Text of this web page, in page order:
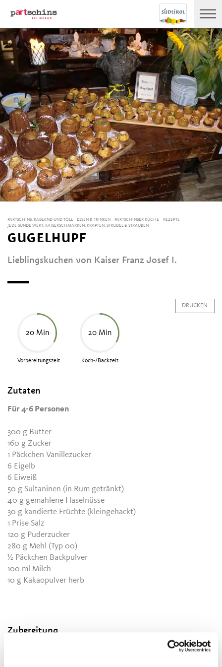
PARTSCHINS, RABLAND UND TÖLL ESSEN & TRINKEN PARTSCHINSER KÜCHE
REZEPTE
JEDE SÜNDE WERT: KAISERSCHMARREN, KRAPFEN, STRUDEL & STRAUBEN
GUGELHUPF
Lieblingskuchen von Kaiser Franz Josef I.
DRUCKEN
20 Min
Vorbereitungszeit
20 Min
Koch-/Backzeit
Zutaten
Für 4-6 Personen
300 g Butter
160 g Zucker
1 Päckchen Vanillezucker
6 Eigelb
6 Eiweiß
50 g Sultaninen (in Rum getränkt)
40 g gemahlene Haselnüsse
30 g kandierte Früchte (kleingehackt)
1 Prise Salz
120 g Puderzucker
280 g Mehl (Typ 00)
½ Päckchen Backpulver
100 ml Milch
10 g Kakaopulver herb
Zubereitung
Die Butter schaumig schlagen, Vanillezucker, Zucker und